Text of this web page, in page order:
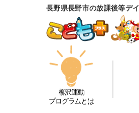
長野県長野市の放課後等デ
柳沢運動
プログラムとは